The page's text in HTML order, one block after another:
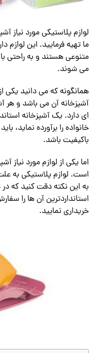
لوازم پلاستیکی مورد نیاز
ما تهیه فرمایید. این
متنوعی هستند و به راحتی
می شوند.
همانگونه که می دانید
آشپزخانه آن می باشد و هر
ای دارد. یک آشپزخانه
خانواده را برآورده نماید،
باکیفیت باشد.
اما یکی از لوازم مورد نیاز
است. لوازم پلاستیکی به
به این نکته دقت کنید که در
استانداردترین آن ها را
خریداری نمایید.